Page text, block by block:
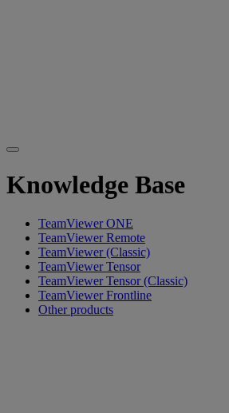
Knowledge Base
TeamViewer ONE
TeamViewer Remote
TeamViewer (Classic)
TeamViewer Tensor
TeamViewer Tensor (Classic)
TeamViewer Frontline
Other products